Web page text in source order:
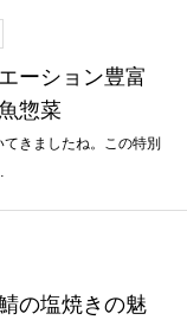
ーション豊富
惣菜
きましたね。この特別
の塩焼きの魅